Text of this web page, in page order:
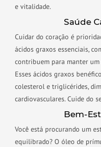
e vitalidade.
Saúde
Cuidar do coração é
ácidos graxos essenciais,
contribuem para manter um
Esses ácidos graxos
colesterol e triglicérides,
cardiovasculares. Cuide do
Bem-
Você está procurando um
equilibrado? O óleo de